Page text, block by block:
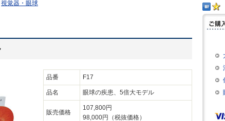
視覚器・眼球
品番 F17
品名 眼球の疾患、5倍大モデル
販売価格
107,800円
98,000円（税抜価格）